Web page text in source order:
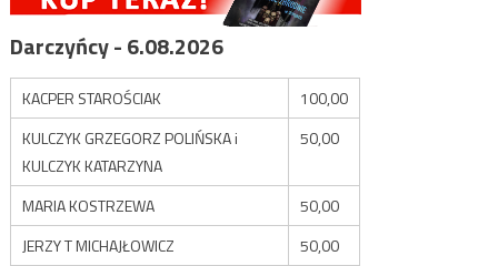
Darczyńcy - 6.08.2026
KACPER STAROŚCIAK
100,00
KULCZYK GRZEGORZ POLIŃSKA i
KULCZYK KATARZYNA
50,00
MARIA KOSTRZEWA
50,00
JERZY T MICHAJŁOWICZ
50,00